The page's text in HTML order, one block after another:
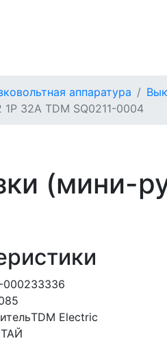
аппаратура
32A TDM SQ0211-0004
(мини-
TDM Electric